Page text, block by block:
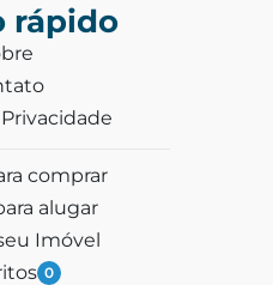
rápido
comprar
alugar
Imóvel
0